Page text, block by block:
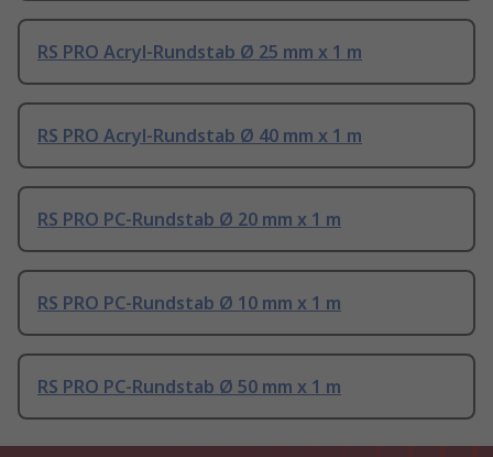
RS PRO Acryl-Rundstab Ø 25 mm x 1 m
RS PRO Acryl-Rundstab Ø 40 mm x 1 m
RS PRO PC-Rundstab Ø 20 mm x 1 m
RS PRO PC-Rundstab Ø 10 mm x 1 m
RS PRO PC-Rundstab Ø 50 mm x 1 m